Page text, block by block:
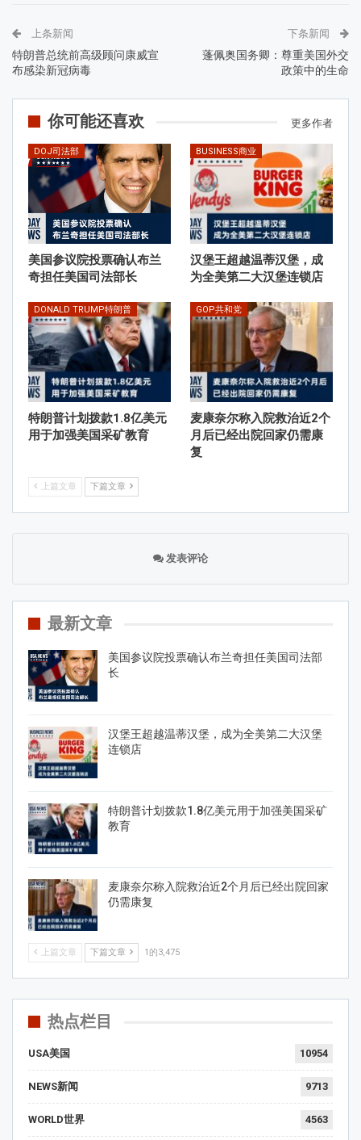
上条新闻
特朗普总统前高级顾问康威宣
布感染新冠病毒
下条新闻
蓬佩奥国务卿：尊重美国外交
政策中的生命
你可能还喜欢 更多作者
DOJ司法部
美国参议院投票确认布兰
奇担任美国司法部长
BUSINESS商业
汉堡王超越温蒂汉堡，成
为全美第二大汉堡连锁店
DONALD TRUMP特朗普
特朗普计划拨款1.8亿美元
用于加强美国采矿教育
GOP共和党
麦康奈尔称入院救治近2个
月后已经出院回家仍需康
复
上篇文章 下篇文章
发表评论
最新文章
美国参议院投票确认布兰奇担任美国司法部
长
汉堡王超越温蒂汉堡，成为全美第二大汉堡
连锁店
特朗普计划拨款1.8亿美元用于加强美国采矿
教育
麦康奈尔称入院救治近2个月后已经出院回家
仍需康复
上篇文章 下篇文章 1的3,475
热点栏目
USA美国 10954
NEWS新闻 9713
WORLD世界 4563